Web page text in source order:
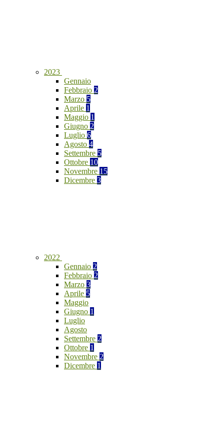
2023
Gennaio
Febbraio 2
Marzo 5
Aprile 1
Maggio 1
Giugno 2
Luglio 6
Agosto 4
Settembre 5
Ottobre 10
Novembre 15
Dicembre 3
2022
Gennaio 2
Febbraio 2
Marzo 3
Aprile 5
Maggio
Giugno 1
Luglio
Agosto
Settembre 2
Ottobre 1
Novembre 2
Dicembre 1